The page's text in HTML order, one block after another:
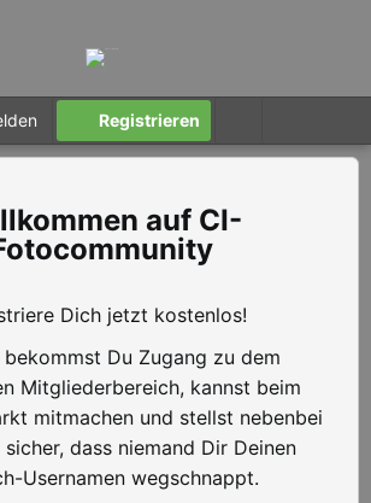
Registrieren
CI-
Dich jetzt kostenlos!
bekommst Du Zugang zu dem
Mitgliederbereich, kannst beim
mitmachen und stellst nebenbei
dass niemand Dir Deinen
Usernamen wegschnappt.